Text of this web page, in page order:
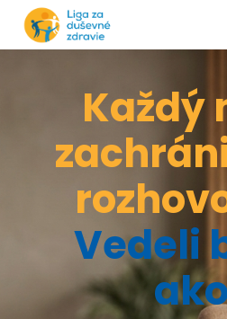
Každý
Vedeli